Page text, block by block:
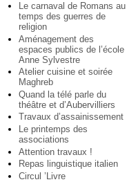
Le carnaval de Romans au
temps des guerres de
religion
Aménagement des
espaces publics de l’école
Anne Sylvestre
Atelier cuisine et soirée
Maghreb
Quand la télé parle du
théâtre et d’Aubervilliers
Travaux d’assainissement
Le printemps des
associations
Attention travaux !
Repas linguistique italien
Circul ’Livre